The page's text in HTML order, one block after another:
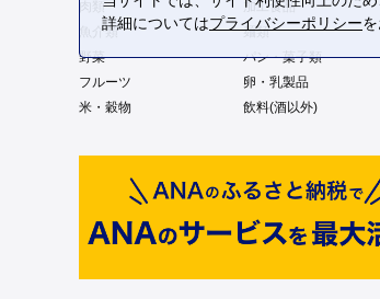
肉類
加工食品
魚介類
麺類
野菜
パン・菓子類
フルーツ
卵・乳製品
米・穀物
飲料(酒以外)
詳細についてはプライバシーポリシー